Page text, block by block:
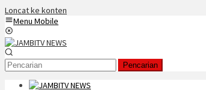
Loncat ke konten
Menu Mobile
Pencarian